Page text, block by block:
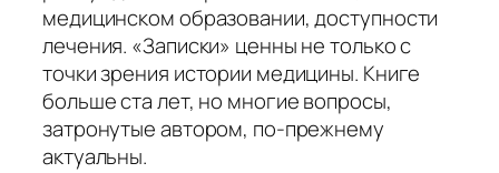
медицинском образовании, доступности
лечения. «Записки» ценны не только с
точки зрения истории медицины. Книге
больше ста лет, но многие вопросы,
затронутые автором, по-прежнему
актуальны.